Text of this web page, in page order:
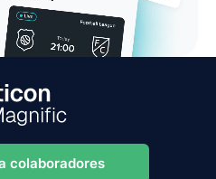
colaboradores